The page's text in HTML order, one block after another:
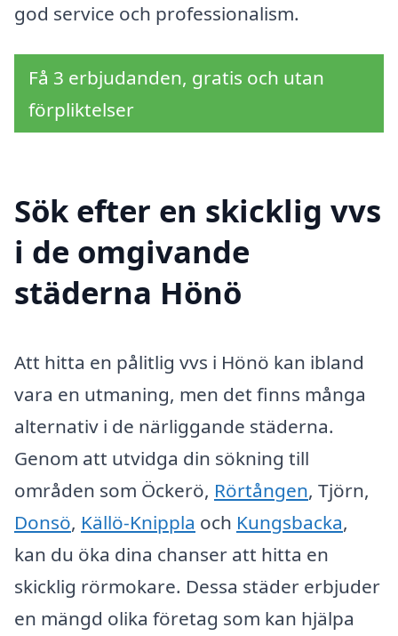
god service och professionalism.
Få 3 erbjudanden, gratis och utan
förpliktelser
Sök efter en skicklig vvs
i de omgivande
städerna Hönö
Att hitta en pålitlig vvs i Hönö kan ibland
vara en utmaning, men det finns många
alternativ i de närliggande städerna.
Genom att utvidga din sökning till
områden som Öckerö, Rörtången, Tjörn,
Donsö, Källö-Knippla och Kungsbacka,
kan du öka dina chanser att hitta en
skicklig rörmokare. Dessa städer erbjuder
en mängd olika företag som kan hjälpa